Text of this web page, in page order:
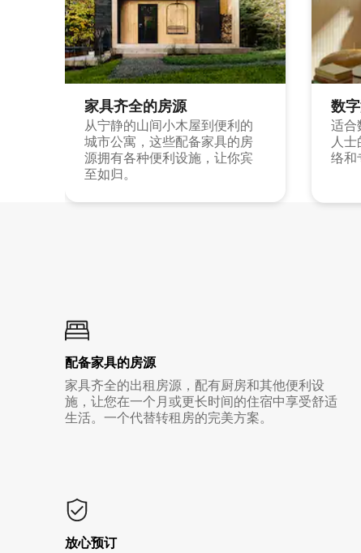
家具齐全的房源
从宁静的山间小木屋到便利的
城市公寓，这些配备家具的房
源拥有各种便利设施，让你宾
至如归。
数
适合
人
络和
配备家具的房源
家具齐全的出租房源，配有厨房和其他便利设
施，让您在一个月或更长时间的住宿中享受舒适
生活。一个代替转租房的完美方案。
放心预订